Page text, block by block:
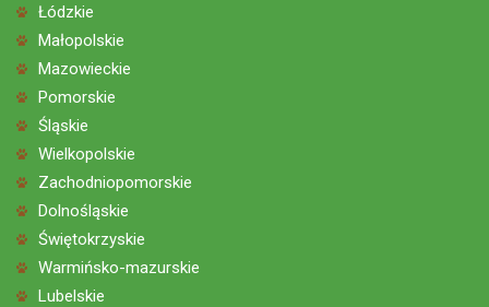
Łódzkie
Małopolskie
Mazowieckie
Pomorskie
Śląskie
Wielkopolskie
Zachodniopomorskie
Dolnośląskie
Świętokrzyskie
Warmińsko-mazurskie
Lubelskie